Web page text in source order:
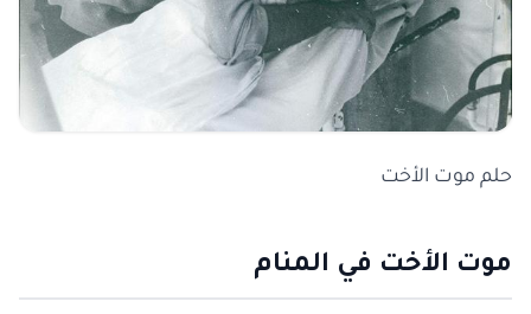
حلم موت الأخت
موت الأخت في المنام